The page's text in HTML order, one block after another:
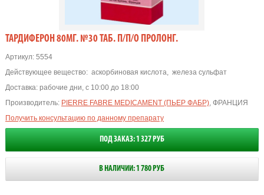
ТАРДИФЕРОН 80МГ. №30 ТАБ. П/П/О ПРОЛОНГ.
Артикул:5554
Действующее вещество: аскорбиновая кислота, железа сульфат
Доставка: рабочие дни, с 10:00 до 18:00
Производитель: PIERRE FABRE MEDICAMENT (ПЬЕР ФАБР), ФРАНЦИЯ
Получить консультацию по данному препарату
ПОД ЗАКАЗ: 1 327 РУБ
В НАЛИЧИИ: 1 780 РУБ